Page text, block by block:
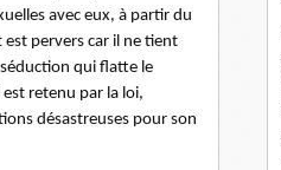
avec eux, à partir du
pervers car il ne tient
qui flatte le
retenu par la loi,
désastreuses pour son